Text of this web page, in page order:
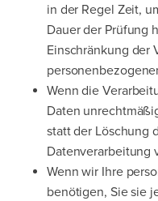
in der Regel Zeit,
Dauer der Prüfung
Einschränkung der
Wenn die
Daten
statt der Löschung
Datenverarbeitung
Wenn wir Ihre
benötigen, Sie sie